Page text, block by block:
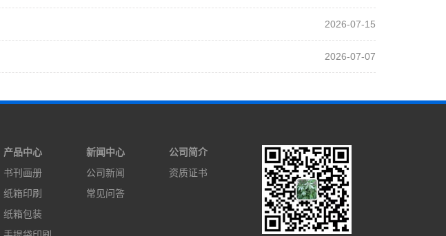
2026-07-15
2026-07-07
产品中心
书刊画册
纸箱印刷
纸箱包装
新闻中心
公司新闻
常见问答
公司简介
资质证书